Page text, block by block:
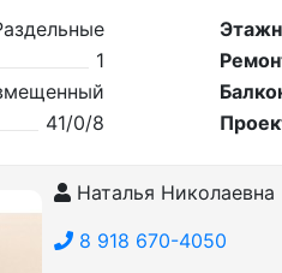
1
41/0/8
Наталья Николаевна
8 918 670-4050